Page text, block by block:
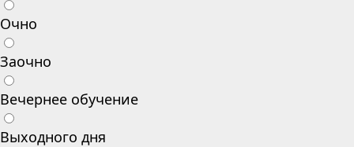
Очно
Заочно
Вечернее обучение
Выходного дня